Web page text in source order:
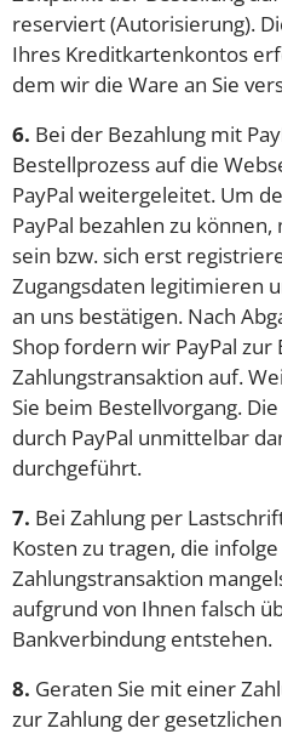
reserviert (Autorisierung).
Ihres Kreditkartenkontos
dem wir die Ware an Sie
6. Bei der Bezahlung mit
Bestellprozess auf die
PayPal weitergeleitet. Um
PayPal bezahlen zu
sein bzw. sich erst
Zugangsdaten legitimieren
an uns bestätigen. Nach
Shop fordern wir PayPal zur
Zahlungstransaktion auf.
Sie beim Bestellvorgang.
durch PayPal unmittelbar
durchgeführt.
7. Bei Zahlung per
Kosten zu tragen, die
Zahlungstransaktion
aufgrund von Ihnen falsch
Bankverbindung entstehen.
8. Geraten Sie mit einer
zur Zahlung der